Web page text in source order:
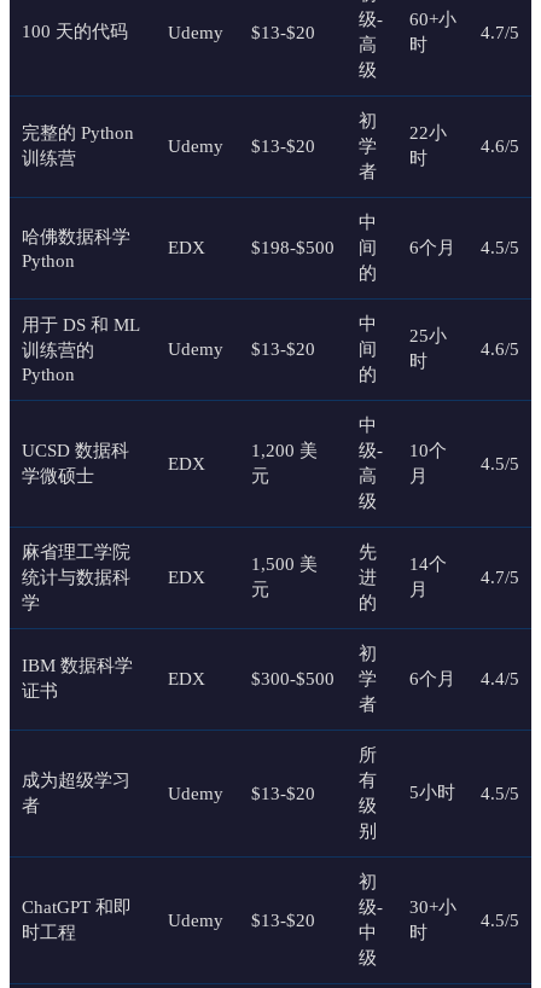
100 天的代码 Udemy $13-$20
级-
高
级
60+小
时
4.7/5
完整的 Python
训练营
Udemy $13-$20
初
学
者
22小
时
4.6/5
哈佛数据科学
Python
EDX $198-$500
中
间
的
6个月 4.5/5
用于 DS 和 ML
训练营的
Python
Udemy $13-$20
中
间
的
25小
时
4.6/5
UCSD 数据科
学微硕士
EDX
1,200 美
元
中
级-
高
级
10个
月
4.5/5
麻省理工学院
统计与数据科
学
EDX
1,500 美
元
先
进
的
14个
月
4.7/5
IBM 数据科学
证书
EDX $300-$500
初
学
者
6个月 4.4/5
成为超级学习
者
Udemy $13-$20
所
有
级
别
5小时 4.5/5
ChatGPT 和即
时工程
Udemy $13-$20
初
级-
中
级
30+小
时
4.5/5